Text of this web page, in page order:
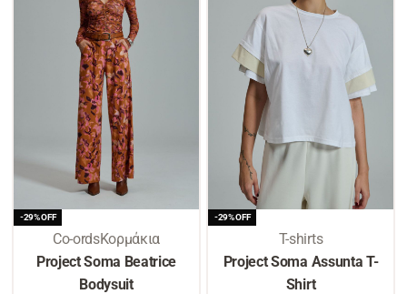
-29% OFF
Co-ordsΚορμάκια
Project Soma Beatrice
Bodysuit
-29% OFF
T-shirts
Project Soma Assunta T-
Shirt